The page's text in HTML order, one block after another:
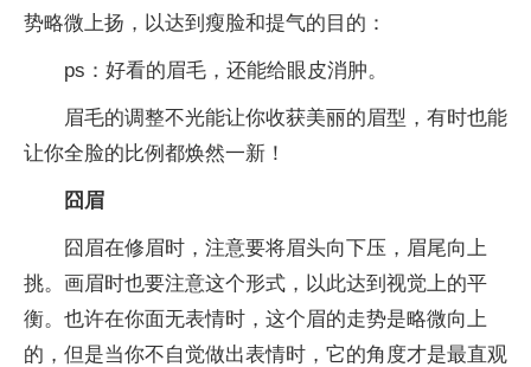
势略微上扬，以达到瘦脸和提气的目的：
ps：好看的眉毛，还能给眼皮消肿。
眉毛的调整不光能让你收获美丽的眉型，有时也能
让你全脸的比例都焕然一新！
囧眉
囧眉在修眉时，注意要将眉头向下压，眉尾向上
挑。画眉时也要注意这个形式，以此达到视觉上的平
衡。也许在你面无表情时，这个眉的走势是略微向上
的，但是当你不自觉做出表情时，它的角度才是最直观